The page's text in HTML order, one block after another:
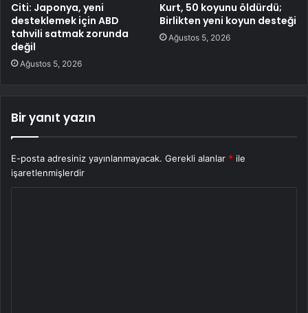
Citi: Japonya, yeni
desteklemek için ABD
tahvili satmak zorunda
değil
Ağustos 5, 2026
Kurt, 50 koyunu öldürdü;
Birlikten yeni koyun desteği
Ağustos 5, 2026
Bir yanıt yazın
E-posta adresiniz yayınlanmayacak. Gerekli alanlar * ile
işaretlenmişlerdir